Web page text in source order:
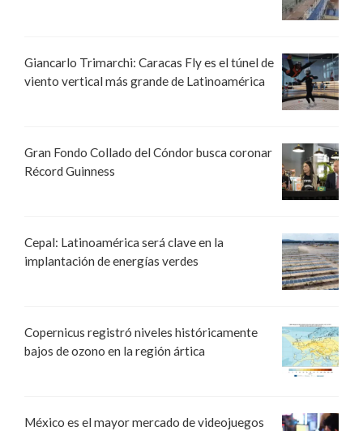
Giancarlo Trimarchi: Caracas Fly es el túnel de
viento vertical más grande de Latinoamérica
Gran Fondo Collado del Cóndor busca coronar
Récord Guinness
Cepal: Latinoamérica será clave en la
implantación de energías verdes
Copernicus registró niveles históricamente
bajos de ozono en la región ártica
México es el mayor mercado de videojuegos